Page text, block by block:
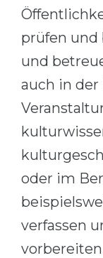
prüfen und
und
auch in
oder im
verfassen